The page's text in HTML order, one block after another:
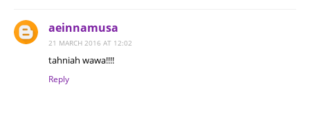
aeinnamusa
21 MARCH 2016 AT 12:02
tahniah wawa!!!!
Reply